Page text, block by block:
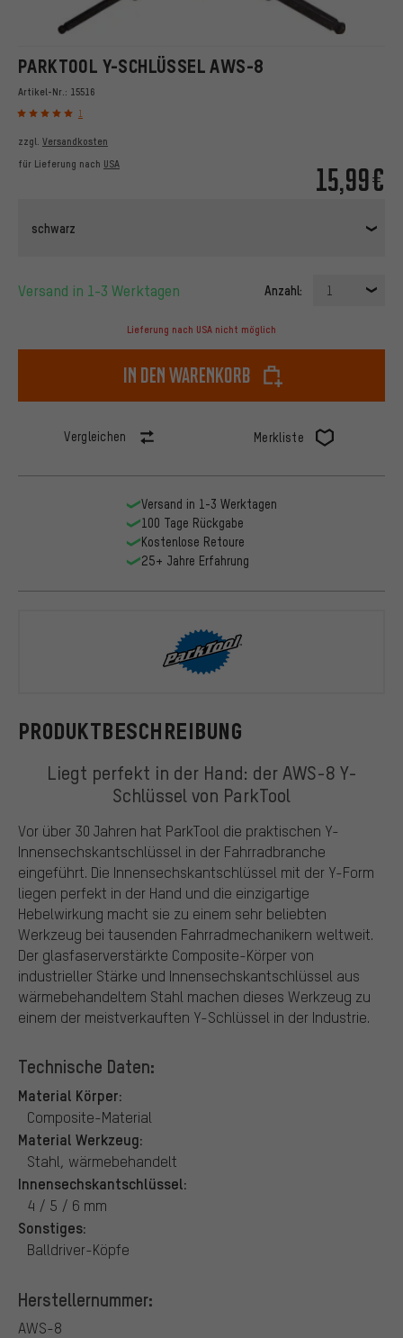
PARKTOOL Y-SCHLÜSSEL AWS-8
Artikel-Nr.: 15516
1
15,99€
zzgl. Versandkosten
für Lieferung nach USA
schwarz
Versand in 1-3 Werktagen Anzahl: 1
Lieferung nach USA nicht möglich
In den Warenkorb
Vergleichen Merkliste
PRODUKTBESCHREIBUNG
Liegt perfekt in der Hand: der AWS-8 Y-
Schlüssel von ParkTool
Vor über 30 Jahren hat ParkTool die praktischen Y-
Innensechskantschlüssel in der Fahrradbranche
eingeführt. Die Innensechskantschlüssel mit der Y-Form
liegen perfekt in der Hand und die einzigartige
Hebelwirkung macht sie zu einem sehr beliebten
Werkzeug bei tausenden Fahrradmechanikern weltweit.
Der glasfaserverstärkte Composite-Körper von
industrieller Stärke und Innensechskantschlüssel aus
wärmebehandeltem Stahl machen dieses Werkzeug zu
einem der meistverkauften Y-Schlüssel in der Industrie.
Technische Daten:
Material Körper:
Composite-Material
Material Werkzeug:
Stahl, wärmebehandelt
Innensechskantschlüssel:
4 / 5 / 6 mm
Sonstiges:
Balldriver-Köpfe
Herstellernummer:
AWS-8
Versand in 1-3 Werktagen
100 Tage Rückgabe
Kostenlose Retoure
25+ Jahre Erfahrung